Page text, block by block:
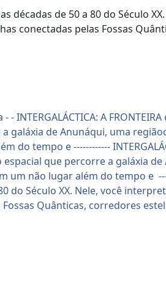
décadas de 50 a 80 do
conectadas pelas Fossas